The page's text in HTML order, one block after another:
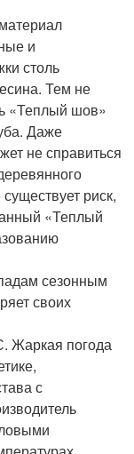
и
столь
Тем не
«Теплый шов»
Даже
не справиться
риск,
«Теплый
сезонным
своих
Жаркая погода
с